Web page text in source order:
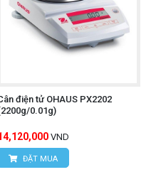
điện tử OHAUS PX2202
0.01g)
VND
ĐẶT MUA